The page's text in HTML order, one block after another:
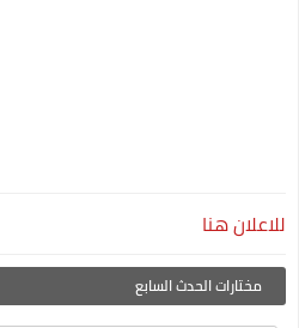
للاعلان هنا
مختارات الحدث السابع